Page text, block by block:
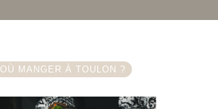
OÙ MANGER À TOULON ?